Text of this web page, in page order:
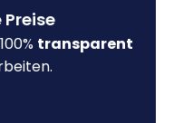
transparent